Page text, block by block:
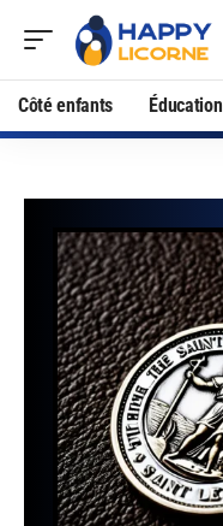
Côté enfants Éducation